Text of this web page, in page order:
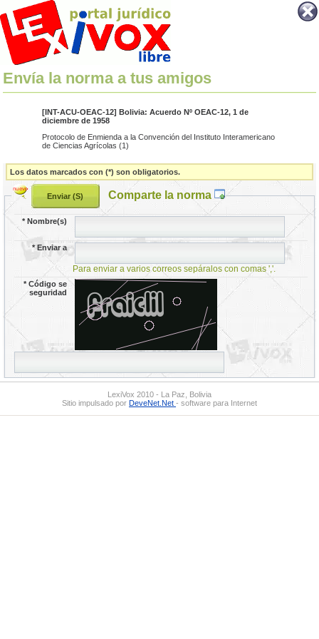
Envía la norma a tus amigos
[INT-ACU-OEAC-12] Bolivia: Acuerdo Nº OEAC-12, 1 de
diciembre de 1958
Protocolo de Enmienda a la Convención del Instituto Interamericano
de Ciencias Agrícolas (1)
Los datos marcados con (*) son obligatorios.
Comparte la norma
*Nombre(s)
*Enviar a
Para enviar a varios correos sepáralos con comas ','.
*Código se
seguridad
LexiVox 2010 - La Paz, Bolivia
Sitio impulsado por DeveNet.Net - software para Internet